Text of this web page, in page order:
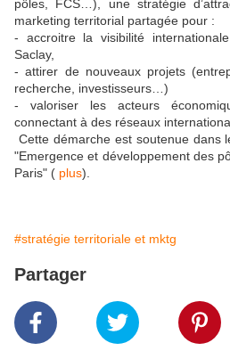
pôles, FCS…), une stratégie
marketing territorial partagée pour :
- accroitre la visibilité
Saclay,
- attirer de nouveaux projets
recherche, investisseurs…)
- valoriser les acteurs
connectant à des réseaux
Cette démarche est soutenue dans
"Emergence et développement des
Paris" ( plus).
#stratégie territoriale et mktg
Partager